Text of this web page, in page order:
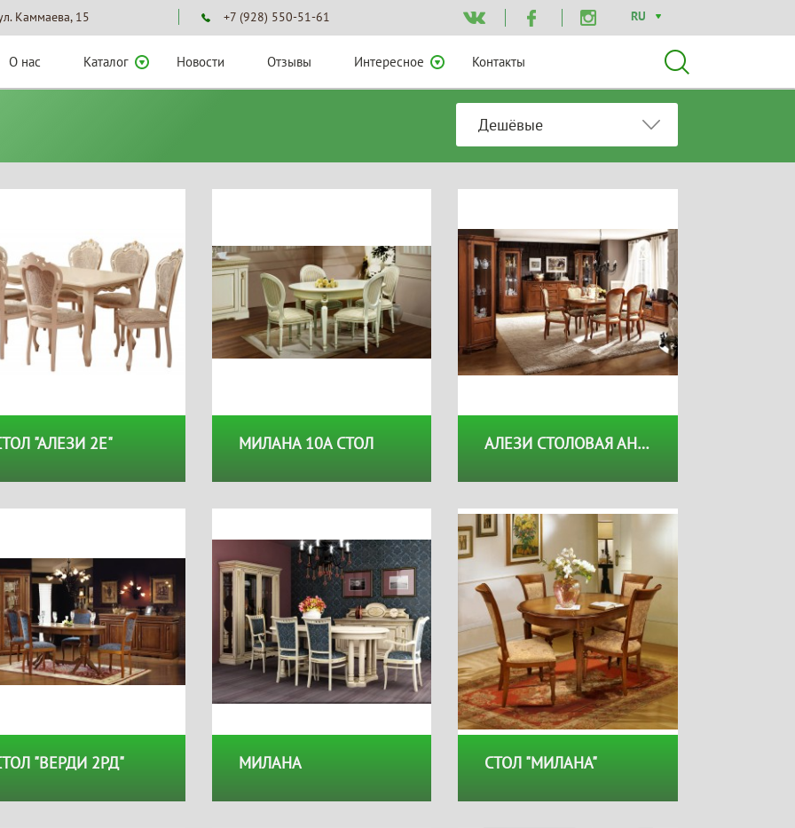
Каммаева, 15 +7 (928) 550-51-61 RU
О нас Каталог Новости Отзывы Интересное Контакты
Дешёвые
Успейте заказать Скидки невестам
"АЛЕЗИ 2Е" МИЛАНА 10А СТОЛ АЛЕЗИ СТОЛОВАЯ АНТИЧНАЯ БРОНЗА
"ВЕРДИ 2РД" МИЛАНА СТОЛ "МИЛАНА"